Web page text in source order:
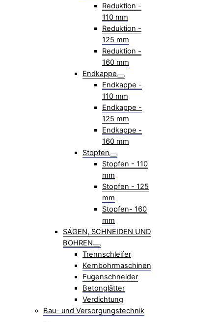
Reduktion -
110 mm
Reduktion -
125 mm
Reduktion -
160 mm
Endkappe
Endkappe -
110 mm
Endkappe -
125 mm
Endkappe -
160 mm
Stopfen
Stopfen - 110
mm
Stopfen - 125
mm
Stopfen- 160
mm
SÄGEN, SCHNEIDEN UND
BOHREN
Trennschleifer
Kernbohrmaschinen
Fugenschneider
Betonglätter
Verdichtung
Bau- und Versorgungstechnik